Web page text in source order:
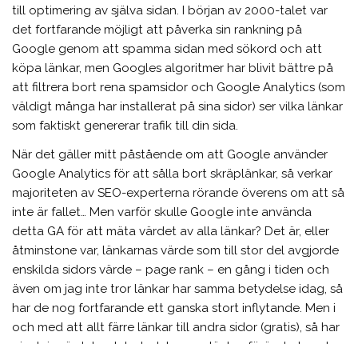
till optimering av själva sidan. I början av 2000-talet var
det fortfarande möjligt att påverka sin rankning på
Google genom att spamma sidan med sökord och att
köpa länkar, men Googles algoritmer har blivit bättre på
att filtrera bort rena spamsidor och Google Analytics (som
väldigt många har installerat på sina sidor) ser vilka länkar
som faktiskt genererar trafik till din sida.
När det gäller mitt påstående om att Google använder
Google Analytics för att sålla bort skräplänkar, så verkar
majoriteten av SEO-experterna rörande överens om att så
inte är fallet… Men varför skulle Google inte använda
detta GA för att mäta värdet av alla länkar? Det är, eller
åtminstone var, länkarnas värde som till stor del avgjorde
enskilda sidors värde – page rank – en gång i tiden och
även om jag inte tror länkar har samma betydelse idag, så
har de nog fortfarande ett ganska stort inflytande. Men i
och med att allt färre länkar till andra sidor (gratis), så har